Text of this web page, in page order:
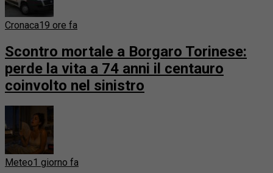
Cronaca19 ore fa
Scontro mortale a Borgaro Torinese:
perde la vita a 74 anni il centauro
coinvolto nel sinistro
Meteo1 giorno fa